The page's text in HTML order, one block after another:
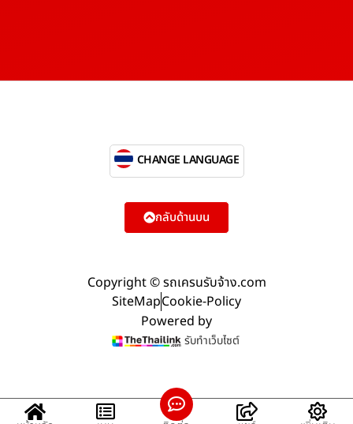
Copyright © รถเครนรับจ้าง.com
SiteMapCookie-Policy
Powered by
รับทำเว็บไซต์
CHANGE LANGUAGE
กลับด้านบน